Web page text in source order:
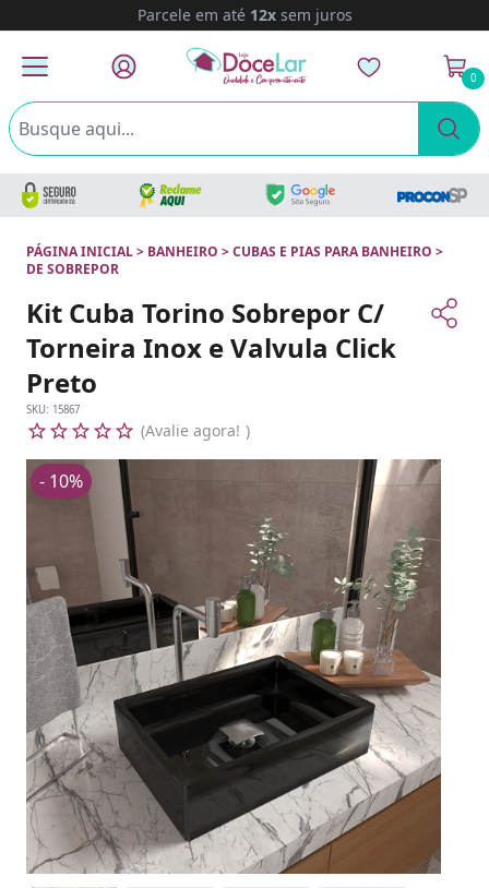
Parcele em até 12xsem juros
0
PÁGINA INICIAL> BANHEIRO >CUBAS E PIAS PARA BANHEIRO >
DE SOBREPOR
Kit Cuba Torino Sobrepor C/
Torneira Inox e Valvula Click
Preto
SKU: 15867
Avalie agora!
- 10%